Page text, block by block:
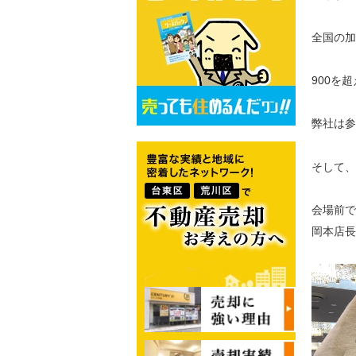
全国の
900を超
弊社は
そして
会場前
岡本店